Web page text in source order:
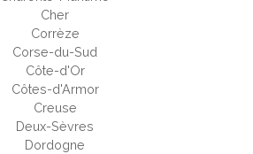
Cher
Corrèze
Corse-du-Sud
Côte-d'Or
Côtes-d'Armor
Creuse
Deux-Sèvres
Dordogne